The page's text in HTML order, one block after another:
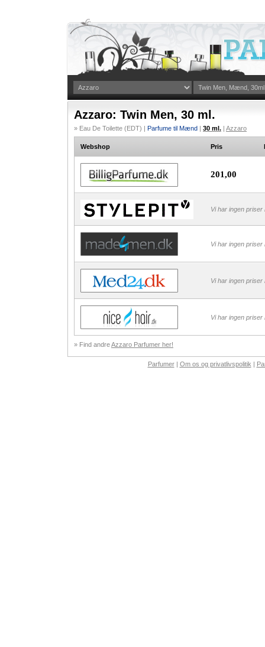
Azzaro: Twin Men, 30 ml.
» Eau De Toilette (EDT) | Parfume til Mænd | 30 ml. | Azzaro
Webshop Pris
201,00
Vi har ingen
Vi har ingen
Vi har ingen
Vi har ingen
» Find andreAzzaro Parfumer her!
Parfumer| Om os og privatlivspolitik |